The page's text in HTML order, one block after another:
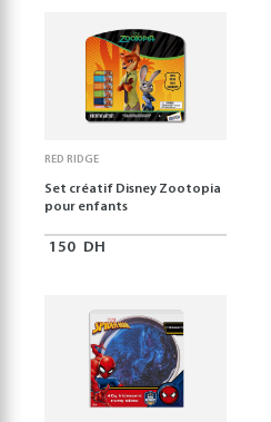
RED RIDGE
Set créatif Disney Zootopia
pour enfants
150 DH